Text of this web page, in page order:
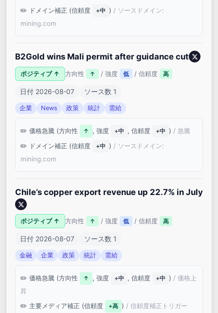
ドメイン補正 (信頼度
+中 ) / ソースドメイン:
mining.com
B2Gold wins Mali permit after guidance cut
ポジティブ ↑ 方向性 ↑ / 強度 低 / 信頼度 高
日付 2026-08-07 ソース数 1
企業 News 政策 統計 需給
価格急騰 (方向性 ↑ , 強度 +中 , 信頼度 +中 ) / 急騰
ドメイン補正 (信頼度
+中 ) / ソースドメイン:
mining.com
Chile’s copper export revenue up 22.7% in July
ポジティブ ↑ 方向性 ↑ / 強度 低 / 信頼度 高
日付 2026-08-07 ソース数 1
金融 企業 政策 統計 需給
価格急騰 (方向性 ↑ , 強度 +中 , 信頼度 +中 ) / 価格上
昇
主要メディア補正 (信頼度
+高 ) / 信頼度補正トリガー